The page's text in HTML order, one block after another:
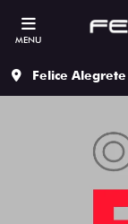
MENU
Felice Alegrete